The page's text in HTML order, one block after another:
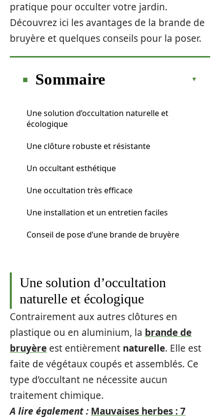
pratique pour occulter votre jardin.
Découvrez ici les avantages de la brande de
bruyère et quelques conseils pour la poser.
Sommaire
Une solution d’occultation naturelle et
écologique
Une clôture robuste et résistante
Un occultant esthétique
Une occultation très efficace
Une installation et un entretien faciles
Conseil de pose d’une brande de bruyère
Une solution d’occultation
naturelle et écologique
Contrairement aux autres clôtures en
plastique ou en aluminium, la brande de
bruyère est entièrement naturelle. Elle est
faite de végétaux coupés et assemblés. Ce
type d’occultant ne nécessite aucun
traitement chimique.
A lire également : Mauvaises herbes : 7